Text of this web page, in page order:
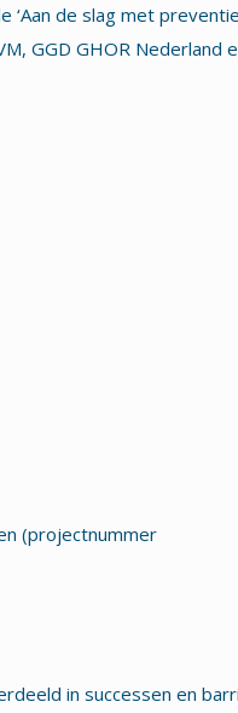
‘Aan de slag met
GGD GHOR Nederland
(projectnummer
in successen en